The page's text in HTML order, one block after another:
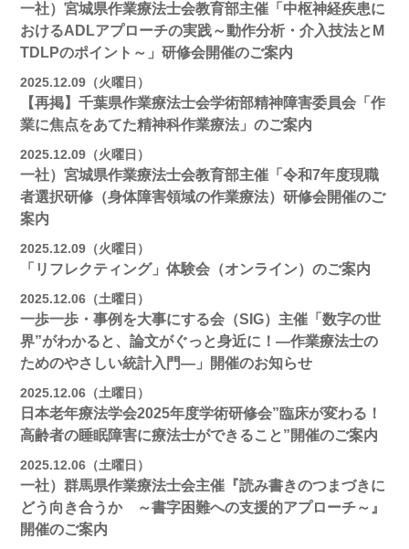
一社）宮城県作業療法士会教育部主催「中枢神経疾患に
おけるADLアプローチの実践～動作分析・介入技法とM
TDLPのポイント～」研修会開催のご案内
2025.12.09（火曜日）
【再掲】千葉県作業療法士会学術部精神障害委員会「作
業に焦点をあてた精神科作業療法」のご案内
2025.12.09（火曜日）
一社）宮城県作業療法士会教育部主催「令和7年度現職
者選択研修（身体障害領域の作業療法）研修会開催のご
案内
2025.12.09（火曜日）
「リフレクティング」体験会（オンライン）のご案内
2025.12.06（土曜日）
一歩一歩・事例を大事にする会（SIG）主催「数字の世
界”がわかると、論文がぐっと身近に！―作業療法士の
ためのやさしい統計入門―」開催のお知らせ
2025.12.06（土曜日）
日本老年療法学会2025年度学術研修会”臨床が変わる！
高齢者の睡眠障害に療法士ができること”開催のご案内
2025.12.06（土曜日）
一社）群馬県作業療法士会主催『読み書きのつまづきに
どう向き合うか ～書字困難への支援的アプローチ～』
開催のご案内